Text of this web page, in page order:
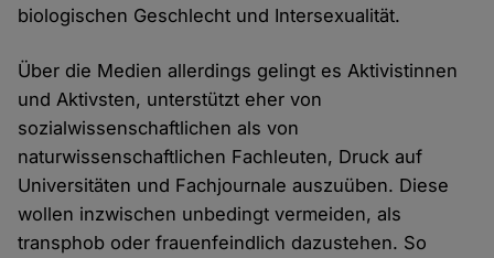
biologischen Geschlecht und Intersexualität.
Über die Medien allerdings gelingt es Aktivistinnen
und Aktivsten, unterstützt eher von
sozialwissenschaftlichen als von
naturwissenschaftlichen Fachleuten, Druck auf
Universitäten und Fachjournale auszuüben. Diese
wollen inzwischen unbedingt vermeiden, als
transphob oder frauenfeindlich dazustehen. So